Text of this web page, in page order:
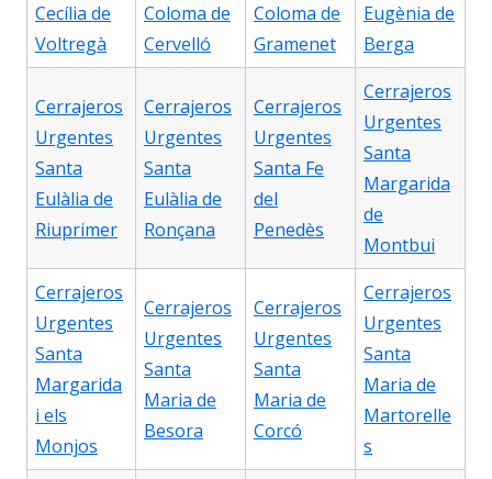
Cecília de
Voltregà
Coloma de
Cervelló
Coloma de
Gramenet
Eugènia de
Berga
Cerrajeros
Urgentes
Santa
Eulàlia de
Riuprimer
Cerrajeros
Urgentes
Santa
Eulàlia de
Ronçana
Cerrajeros
Urgentes
Santa Fe
del
Penedès
Cerrajeros
Urgentes
Santa
Margarida
de
Montbui
Cerrajeros
Urgentes
Santa
Margarida
i els
Monjos
Cerrajeros
Urgentes
Santa
Maria de
Besora
Cerrajeros
Urgentes
Santa
Maria de
Corcó
Cerrajeros
Urgentes
Santa
Maria de
Martorelle
s